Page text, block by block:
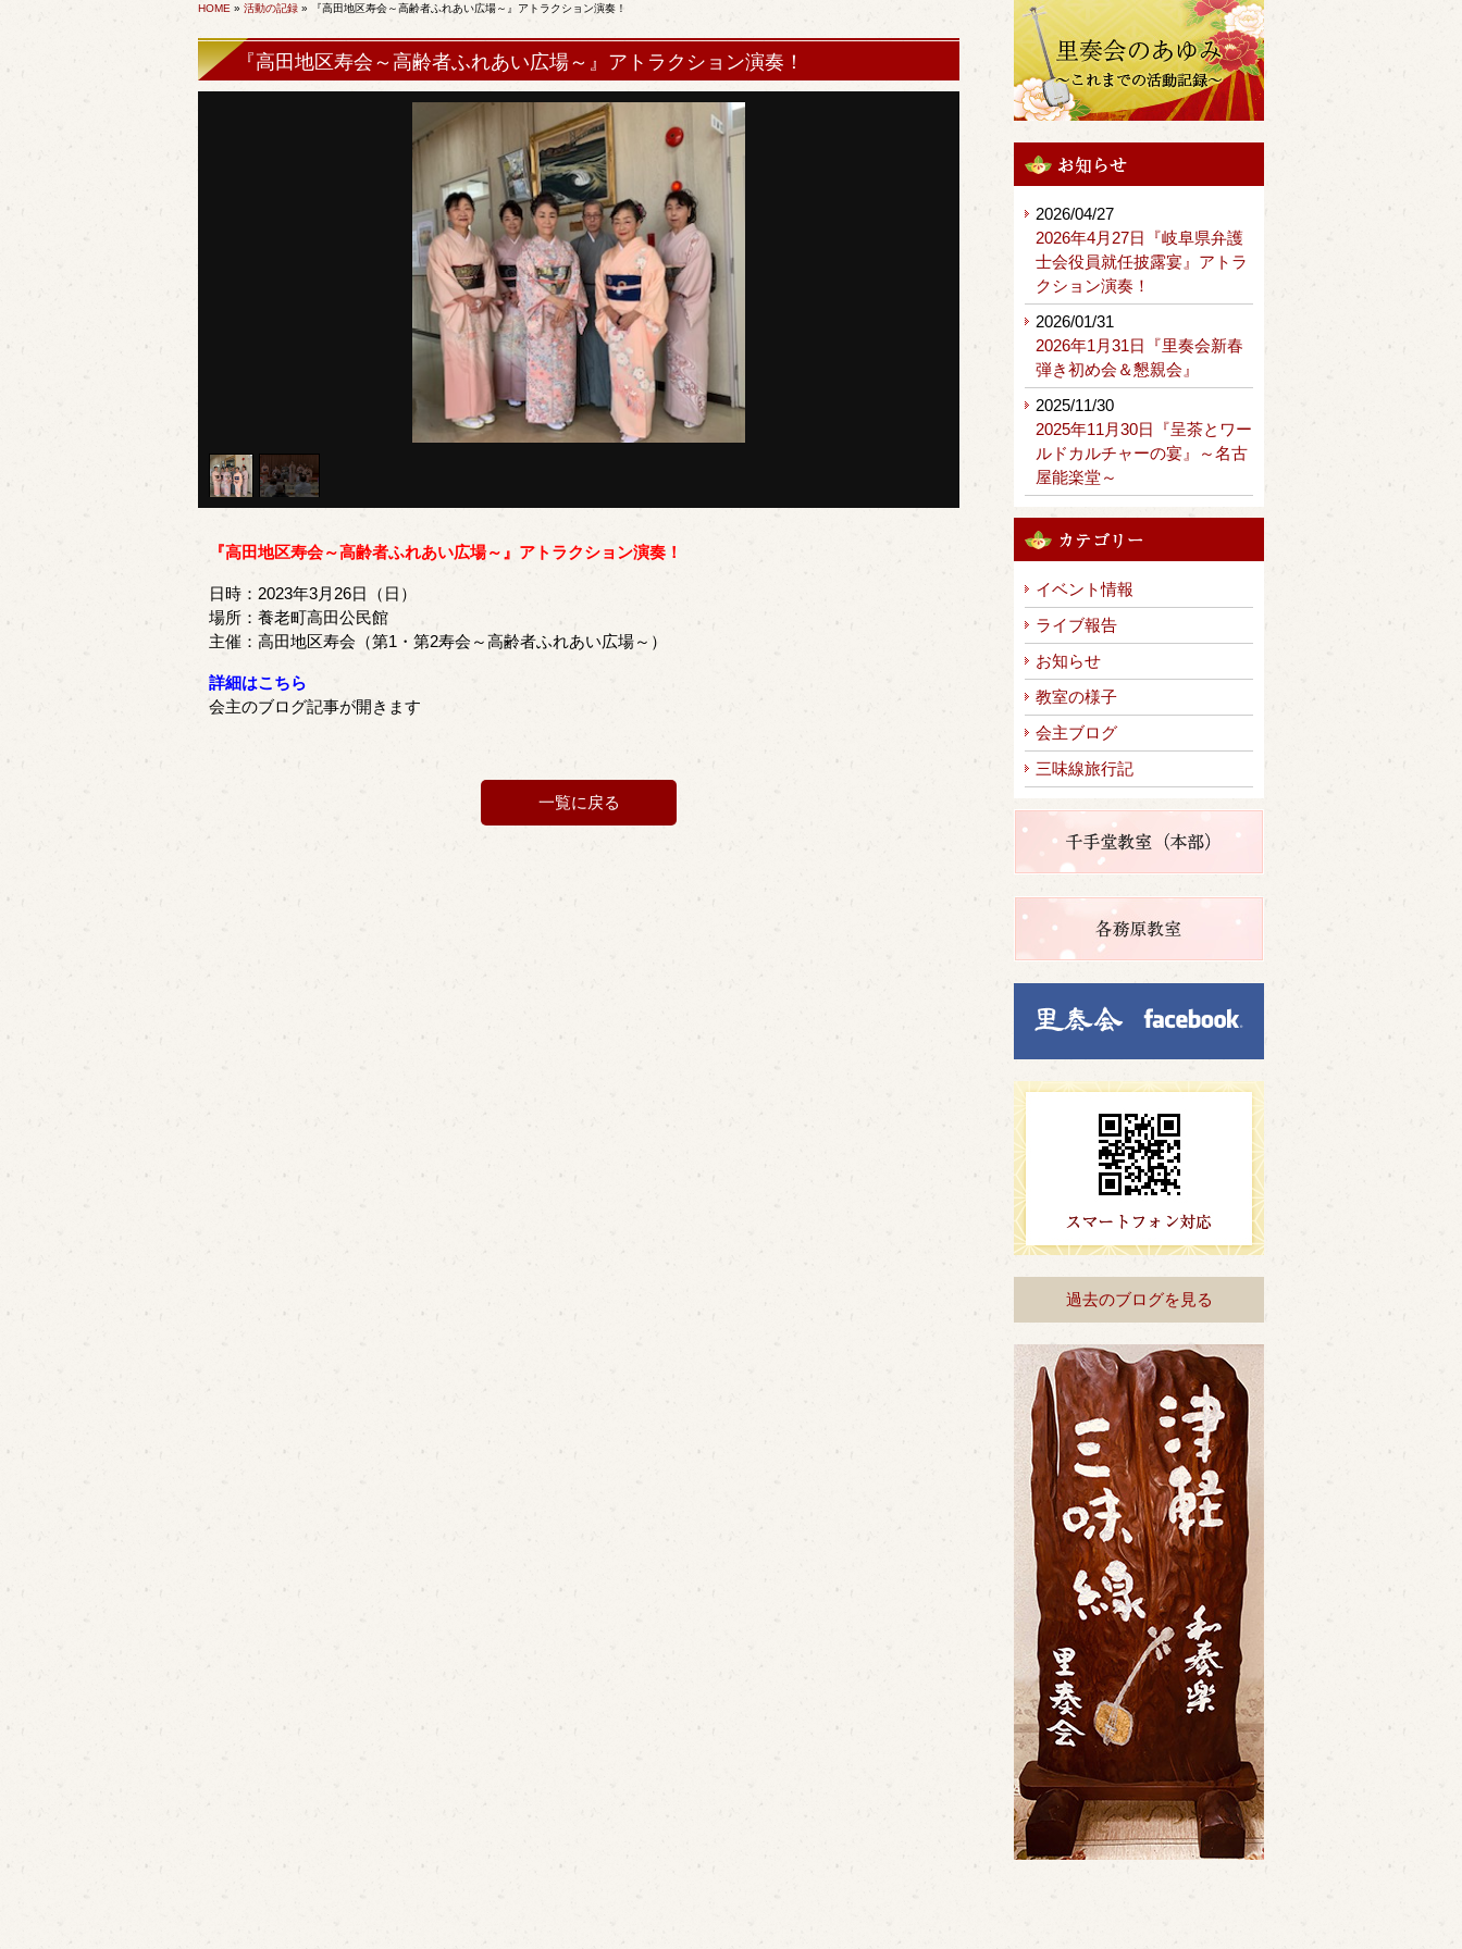
HOME » 活動の記録 » 『高田地区寿会～高齢者ふれあい広場～』アトラクション演奏！
『高田地区寿会～高齢者ふれあい広場～』アトラクション演奏！
『高田地区寿会～高齢者ふれあい広場～』アトラクション演奏！
日時：2023年3月26日（日）
場所：養老町高田公民館
主催：高田地区寿会（第1・第2寿会～高齢者ふれあい広場～）
詳細はこちら
会主のブログ記事が開きます
一覧に戻る
2026/04/27
2026年4月27日『岐阜県弁護
士会役員就任披露宴』アトラ
クション演奏！
2026/01/31
2026年1月31日『里奏会新春
弾き初め会＆懇親会』
2025/11/30
2025年11月30日『呈茶とワー
ルドカルチャーの宴』～名古
屋能楽堂～
イベント情報
ライブ報告
お知らせ
教室の様子
会主ブログ
三味線旅行記
過去のブログを見る